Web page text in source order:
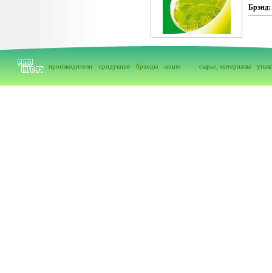
Брэнд:
производители продукция брэнды акции сырье, материалы